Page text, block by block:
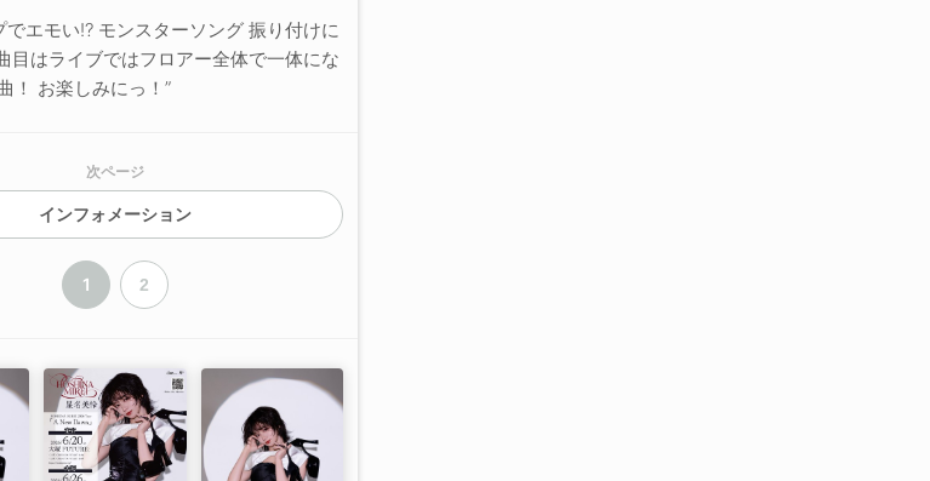
でエモい!? モンスターソング 振り付けに
目はライブではフロアー全体で一体にな
！ お楽しみにっ！”
次ページ
インフォメーション
1 2